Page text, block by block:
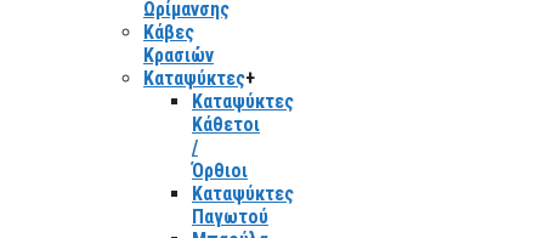
Ωρίμανσης
Κάβες
Κρασιών
Καταψύκτες+
Καταψύκτες
Κάθετοι
/
Όρθιοι
Καταψύκτες
Παγωτού